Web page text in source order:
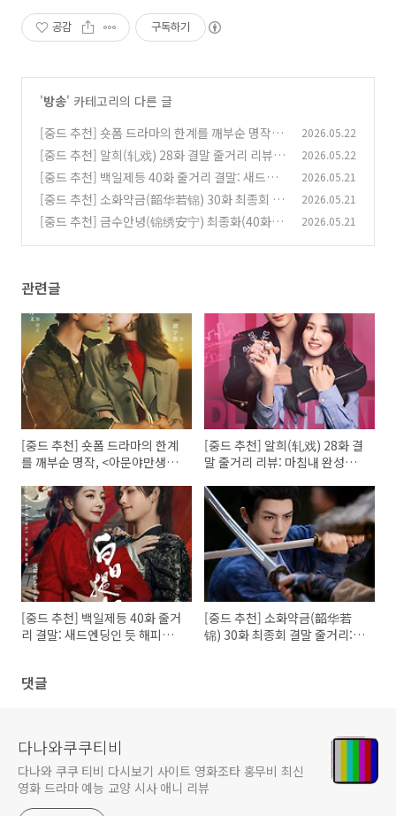
공감 구독하기
'방송' 카테고리의 다른 글
[중드 추천] 숏폼 드라마의 한계를 깨부순 명작, <
아문야만생장(我们野蛮生长)> 줄거리 및 결말
해석: 상처 입은 두 영혼의 역대급 구원 로맨스
2026.05.22
[중드 추천] 알희(轧戏) 28화 결말 줄거리 리뷰:
마침내 완성된 우리들의 완벽한 설계도
(0)
2026.05.22
[중드 추천] 백일제등 40화 줄거리 결말: 새드엔
딩인 듯 해피엔딩 같은 판타지 로맨스 고장극
(0)
2026.05.21
[중드 추천] 소화약금(韶华若锦) 30화 최종회 결
말 줄거리: 명탄♥장서의 행복한 결말, 그리고 슈
2026.05.21
[중드 추천] 금수안녕(锦绣安宁) 최종화(40화)
2026.05.21
관련글
[중드 추천] 숏폼 드라마의 한계
를 깨부순 명작, <아문야만생장
말 해석: 상처 입은 두 영혼의 역
대급 구원 로맨스
[중드 추천] 알희(轧戏) 28화 결
말 줄거리 리뷰: 마침내 완성된
[중드 추천] 백일제등 40화 줄거
리 결말: 새드엔딩인 듯 해피엔
[중드 추천] 소화약금(韶华若
锦) 30화 최종회 결말 줄거리:
댓글
다나와쿠쿠티비
다나와 쿠쿠 티비 다시보기 사이트 영화조타 홍무비 최신
영화 드라마 예능 교양 시사 애니 리뷰